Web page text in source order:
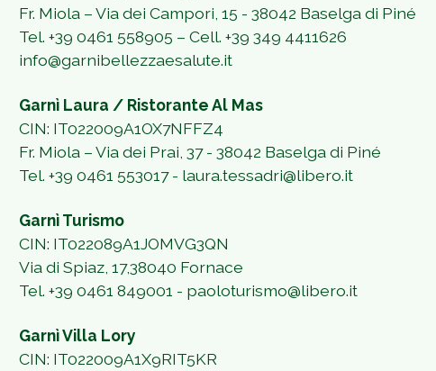
Fr. Miola – Via dei Campori, 15 - 38042 Baselga di Piné
Tel. +39 0461 558905 – Cell. +39 349 4411626
info@garnibellezzaesalute.it
Garnì Laura / Ristorante Al Mas
CIN: IT022009A1OX7NFFZ4
Fr. Miola – Via dei Prai, 37 - 38042 Baselga di Piné
Tel. +39 0461 553017 - laura.tessadri@libero.it
Garnì Turismo
CIN: IT022089A1JOMVG3QN
Via di Spiaz, 17,38040 Fornace
Tel. +39 0461 849001 - paoloturismo@libero.it
Garnì Villa Lory
CIN: IT022009A1X9RIT5KR